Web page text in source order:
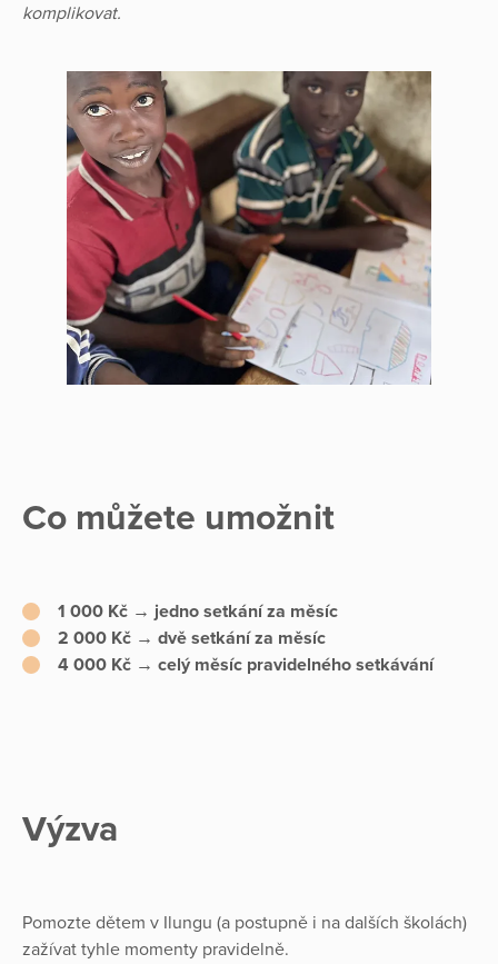
komplikovat.
Co můžete umožnit
1 000 Kč → jedno setkání za měsíc
2 000 Kč → dvě setkání za měsíc
4 000 Kč → celý měsíc pravidelného setkávání
Výzva
Pomozte dětem v Ilungu (a postupně i na dalších školách)
zažívat tyhle momenty pravidelně.